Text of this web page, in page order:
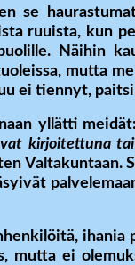
se
ruuista, kun
Näihin
mutta
ei tiennyt,
yllätti
kirjoitettuna
Valtakuntaan.
mutta ei